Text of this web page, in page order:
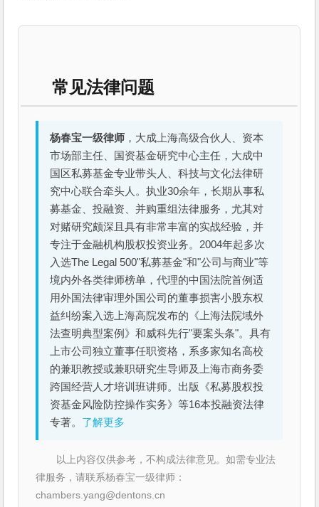
常见法律问题
杨春宝一级律师 ，大成上海高级合伙人、资本
市场部主任、国资基金研究中心主任，大成中
国区私募基金专业带头人、科技与文化法律研
究中心联合牵头人。执业30余年，长期从事私
募基金、投融资、并购重组法律服务，尤其对
对赌研究颇深且具有非常丰富的实战经验，并
专注于金融机构股权投资业务。2004年起多次
入选The Legal 500"私募基金"和"公司与商业"等
境内外各类律师榜单，代理的中国法院首例适
用外国法律审理外国公司的董事损害小股东权
益纠纷案入选上海高院发布的《上海法院域外
法查明典型案例》和威科先行"要案头条"。具有
上市公司独立董事任职资格，系多家知名高校
的兼职教授或兼职研究生导师及上海市商务委
跨国经营人才培训班讲师。出版《私募股权投
资基金风险防控操作实务》等16本投融资法律
专著。 了解更多
以上内容仅供参考，不构成法律意见。如需专业法
律服务，请联系杨春宝一级律师：
chambers.yang@dentons.cn